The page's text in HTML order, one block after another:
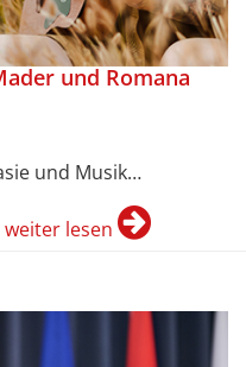
und Romana
und Musik…
weiter lesen